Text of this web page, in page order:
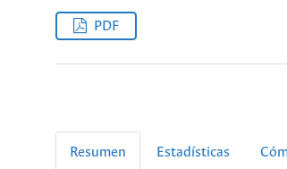
PDF
Resumen Estadísticas